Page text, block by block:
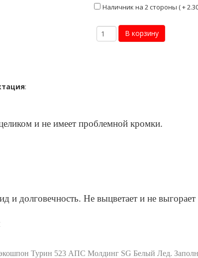
Наличник на 2 стороны ( +
:
и не имеет проблемной кромки.
долговечность. Не выцветает и не выгорает
Турин 523 АПС Молдинг SG Белый Лед.